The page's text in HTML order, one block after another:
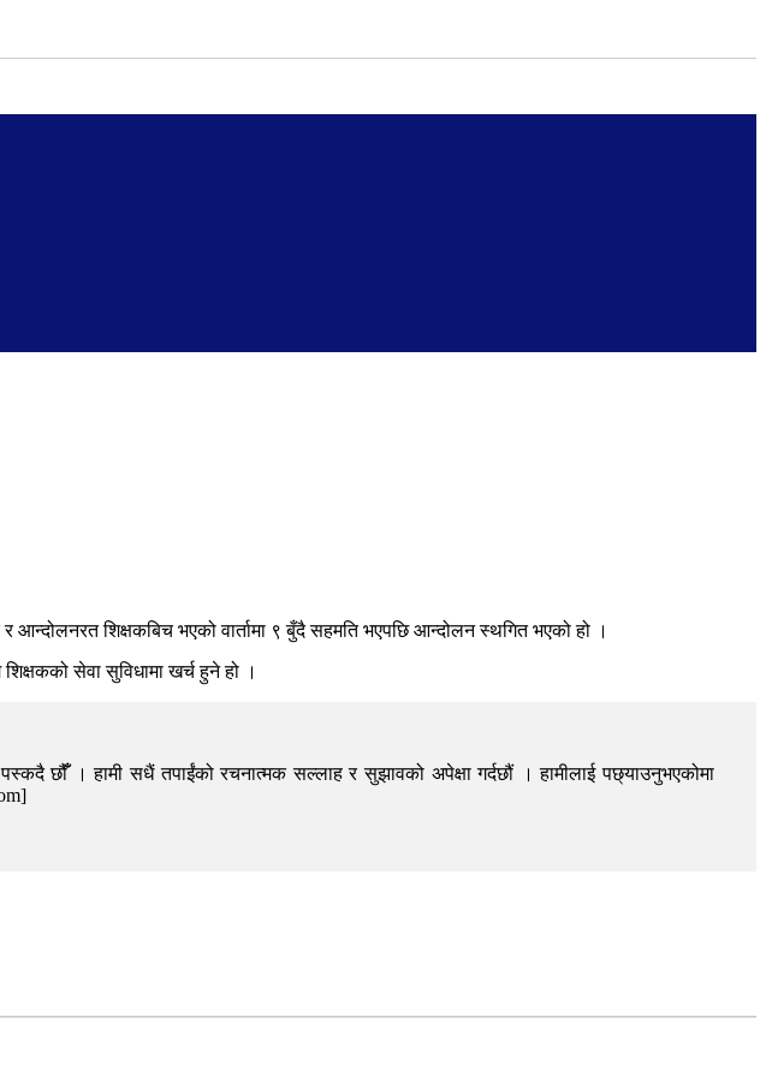
शिक्षकबिच भएको वार्तामा ९ बुँदै सहमति भएपछि आन्दोलन स्थगित भएको हो ।
शिक्षकको सेवा सुविधामा खर्च हुने हो ।
छौँँ । हामी सधैं तपाईंको रचनात्मक सल्लाह र सुझावको अपेक्षा गर्दछौं । हामीलाई पछ्याउनुभएकोमा